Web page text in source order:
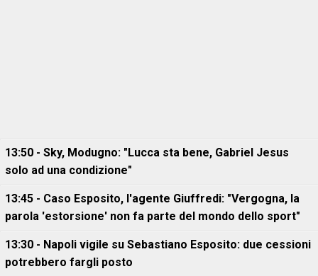
13:50 - Sky, Modugno: "Lucca sta bene, Gabriel Jesus
solo ad una condizione"
13:45 - Caso Esposito, l'agente Giuffredi: "Vergogna, la
parola 'estorsione' non fa parte del mondo dello sport"
13:30 - Napoli vigile su Sebastiano Esposito: due cessioni
potrebbero fargli posto